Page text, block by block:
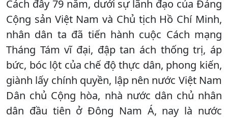
Cách đây 79 năm, dưới sự lãnh đạo của Đảng
Cộng sản Việt Nam và Chủ tịch Hồ Chí Minh,
nhân dân ta đã tiến hành cuộc Cách mạng
Tháng Tám vĩ đại, đập tan ách thống trị, áp
bức, bóc lột của chế độ thực dân, phong kiến,
giành lấy chính quyền, lập nên nước Việt Nam
Dân chủ Cộng hòa, nhà nước dân chủ nhân
dân đầu tiên ở Đông Nam Á, nay là nước